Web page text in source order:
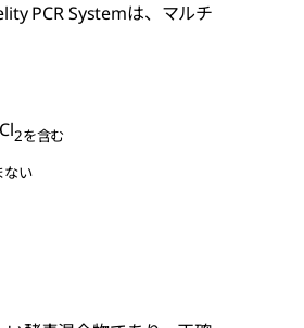
PCR Systemは、マルチ
2を含む
ない